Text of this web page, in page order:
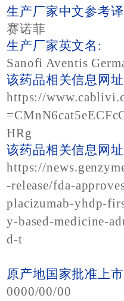
生产厂家中文参考
赛诺菲
生产厂家英文名:
Sanofi Aventis
该药品相关信息网
https://
HRg
该药品相关信息网
https://
-release/fda-
placizumab-yhdp-
y-based-medicine-
d-t
原产地国家批准上
0000/00/00